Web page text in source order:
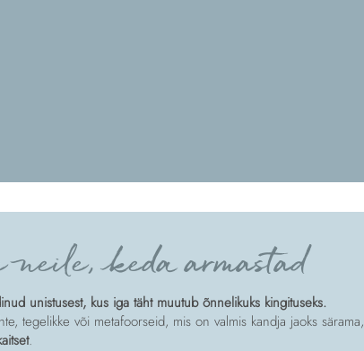
neile, keda armastad
unistusest, kus iga täht muutub õnnelikuks kingituseks.
tegelikke või metafoorseid, mis on valmis kandja jaoks särama,
.